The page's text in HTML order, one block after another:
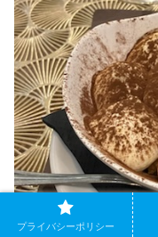
プライバシーポリシー